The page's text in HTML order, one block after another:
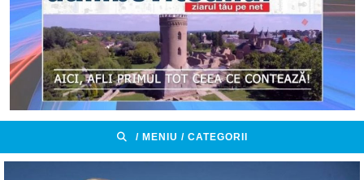
/ MENIU / CATEGORII